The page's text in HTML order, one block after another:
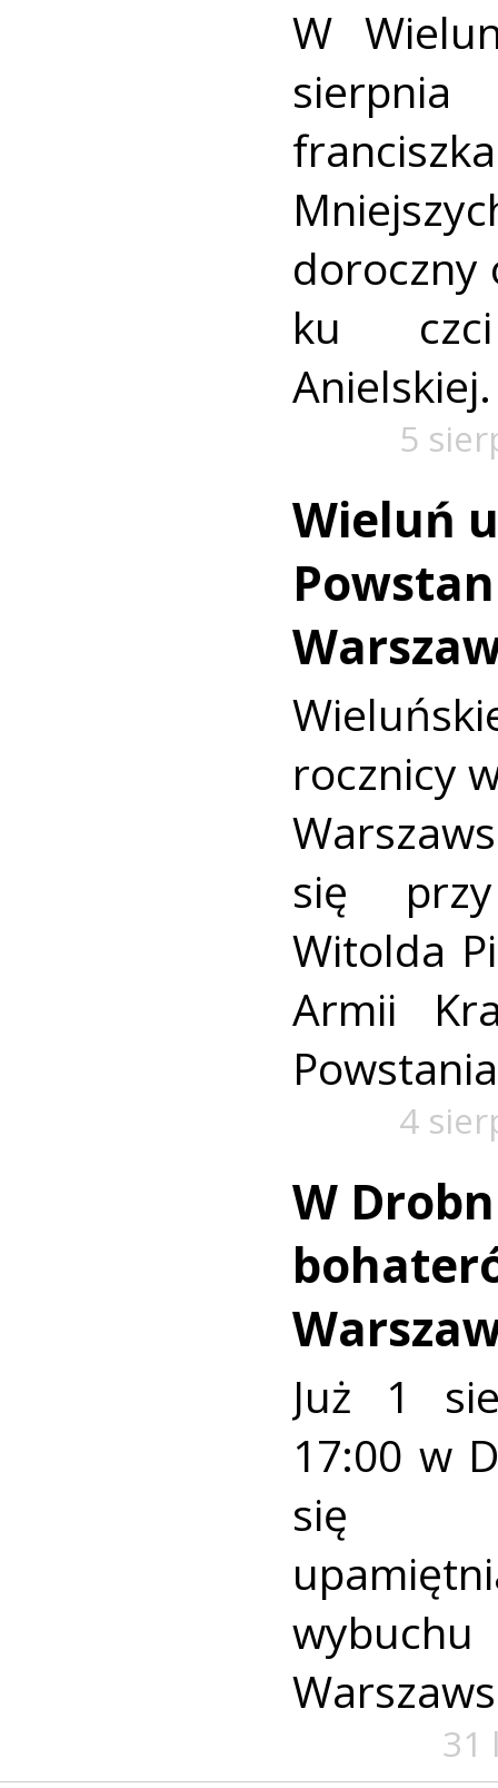
W
doroczny
ku
Anielskiej.
5
Wieluń
rocznicy
się
Witolda
Armii
4
W
Już 1
17:00 w
się
31